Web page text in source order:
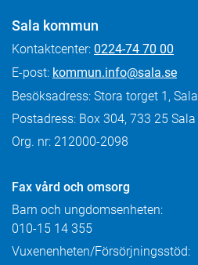
Sala kommun
Kontaktcenter: 0224-74 70 00
E-post: kommun.info@sala.se
Besöksadress: Stora torget 1, Sala
Postadress: Box 304, 733 25 Sala
Org. nr: 212000-2098
Fax vård och omsorg
Barn och ungdomsenheten:
010-15 14 355
Vuxenenheten/Försörjningsstöd: